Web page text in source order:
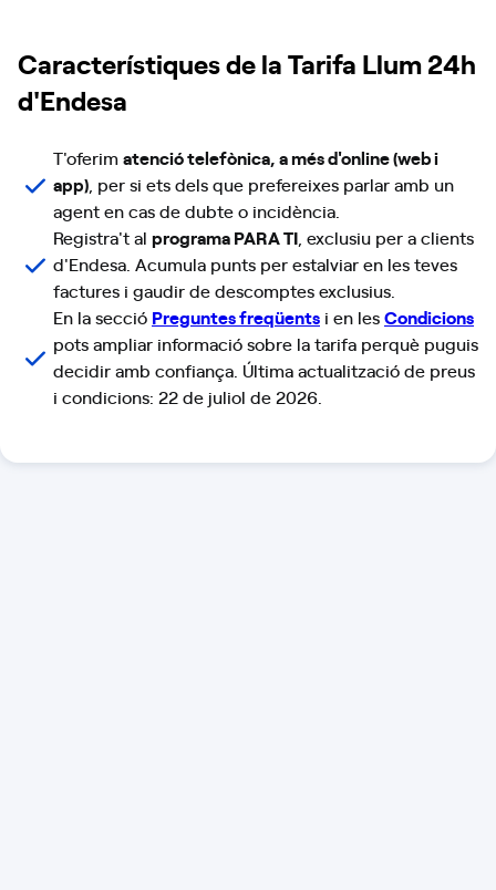
Característiques de la Tarifa Llum 24h
d'Endesa
T'oferimatenció telefònica, a més d'online (web i
app) , per si ets dels que prefereixes parlar amb un
agent en cas de dubte o incidència.
Registra't al programa PARA TI , exclusiu per a clients
d'Endesa. Acumula punts per estalviar en les teves
factures i gaudir de descomptes exclusius.
En la secció Preguntes freqüents i en lesCondicions
pots ampliar informació sobre la tarifa perquè puguis
decidir amb confiança. Última actualització de preus
i condicions: 22 de juliol de 2026.